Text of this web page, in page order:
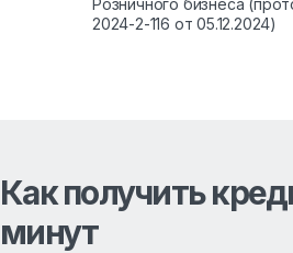
Розничного бизнеса
2024-2-116 от 05.12.2024)
Как получить
минут